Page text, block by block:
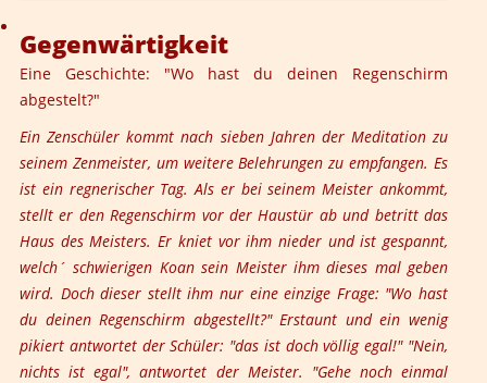
Gegenwärtigkeit
Eine Geschichte: "Wo hast du deinen Regenschirm
abgestelt?"
Ein Zenschüler kommt nach sieben Jahren der Meditation zu
seinem Zenmeister, um weitere Belehrungen zu empfangen. Es
ist ein regnerischer Tag. Als er bei seinem Meister ankommt,
stellt er den Regenschirm vor der Haustür ab und betritt das
Haus des Meisters. Er kniet vor ihm nieder und ist gespannt,
welch´ schwierigen Koan sein Meister ihm dieses mal geben
wird. Doch dieser stellt ihm nur eine einzige Frage: "Wo hast
du deinen Regenschirm abgestellt?" Erstaunt und ein wenig
pikiert antwortet der Schüler: "das ist doch völlig egal!" "Nein,
nichts ist egal", antwortet der Meister. "Gehe noch einmal